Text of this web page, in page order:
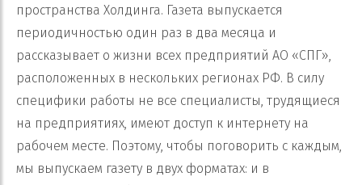
пространства Холдинга. Газета выпускается
периодичностью один раз в два месяца и
рассказывает о жизни всех предприятий АО «СПГ»,
расположенных в нескольких регионах РФ. В силу
специфики работы не все специалисты, трудящиеся
на предприятиях, имеют доступ к интернету на
рабочем месте. Поэтому, чтобы поговорить с каждым,
мы выпускаем газету в двух форматах: и в